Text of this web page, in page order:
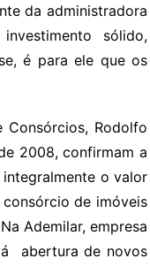
da administradora
sólido,
é para ele que os
Consórcios, Rodolfo
2008, confirmam a
o valor
de imóveis
Ademilar, empresa
abertura de novos